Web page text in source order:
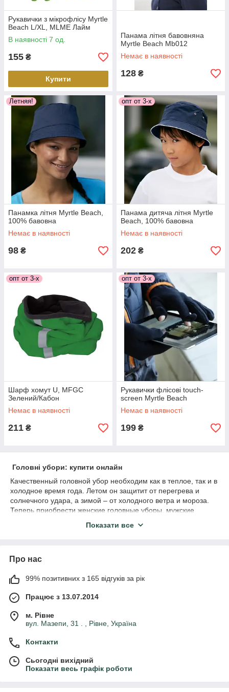
Рукавички з мікрофлісу Myrtle
Beach L/XL, MLME Лайм
В наявності 7 од.
155 ₴
Купити
Панама літня бавовняна
Myrtle Beach Mb012
Немає в наявності
128 ₴
Летняя!
Панамка літня Myrtle Beach,
100% бавовна
Немає в наявності
98 ₴
опт от 3-х
Панама дитяча літня Myrtle
Beach, 100% бавовна
Немає в наявності
202 ₴
опт от 3-х
Шарф хомут U, MFGC
Зелений/Кабон
Немає в наявності
211 ₴
опт от 3-х
Рукавички флісові touch-
screen Myrtle Beach
Немає в наявності
199 ₴
Головні убори: купити онлайн
Качественный головной убор необходим как в теплое, так и в
холодное время года. Летом он защитит от перегрева и
солнечного удара, а зимой – от холодного ветра и мороза.
Теперь приобрести женские головные уборы, мужские
клик – и в одном магазине! Достаточно открыть наш каталог,
Кепки тракери;
Кепкикаптур ;
Кепки з прямим к
аптуром;
Кожен з цих головних уборів зроблений з якісних натуральних
матеріалів, які не викликають алергії або дискомфорту.
Якісне пошиття гарантує не тільки естетичний зовнішній
Показати все
Про нас
99% позитивних з 165 відгуків за рік
Працює з 13.07.2014
м. Рівне
вул. Мазепи, 31 . , Рівне, Україна
Контакти
Сьогодні вихідний
Показати весь графік роботи